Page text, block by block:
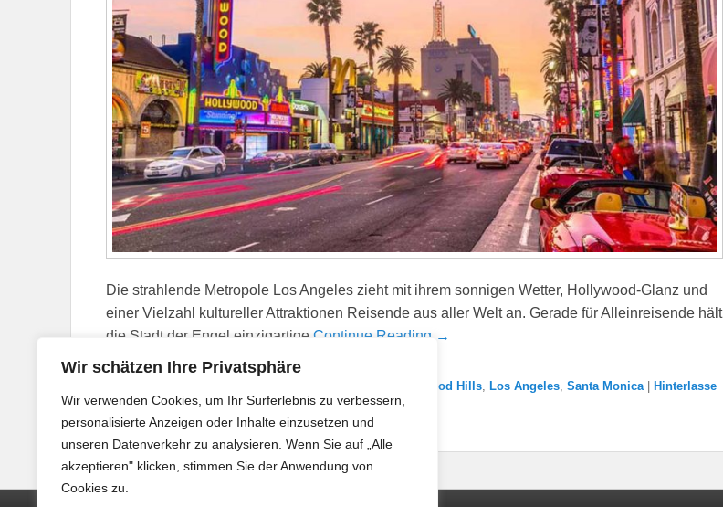
Wir schätzen Ihre Privatsphäre
Wir verwenden Cookies, um Ihr Surferlebnis zu verbessern,
personalisierte Anzeigen oder Inhalte einzusetzen und
unseren Datenverkehr zu analysieren. Wenn Sie auf „Alle
akzeptieren" klicken, stimmen Sie der Anwendung von
Cookies zu.
Die strahlende Metropole Los Angeles zieht mit ihrem sonnigen Wetter, Hollywood-Glanz und
einer Vielzahl kultureller Attraktionen Reisende aus aller Welt an. Gerade für Alleinreisende hält
die Stadt der Engel einzigartige Continue Reading →
Hollywood Hills Los Angeles Santa Monica
Hinterlasse
eine Antwort
Seitenfuß-